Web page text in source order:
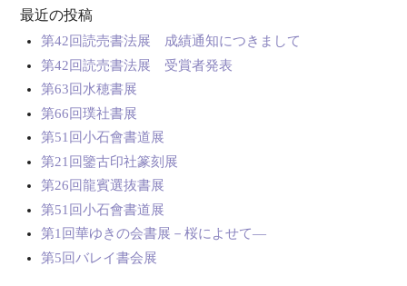
最近の投稿
第42回読売書法展 成績通知につきまして
第42回読売書法展 受賞者発表
第63回水穂書展
第66回璞社書展
第51回小石會書道展
第21回鑒古印社篆刻展
第26回龍賓選抜書展
第51回小石會書道展
第1回華ゆきの会書展－桜によせて―
第5回バレイ書会展